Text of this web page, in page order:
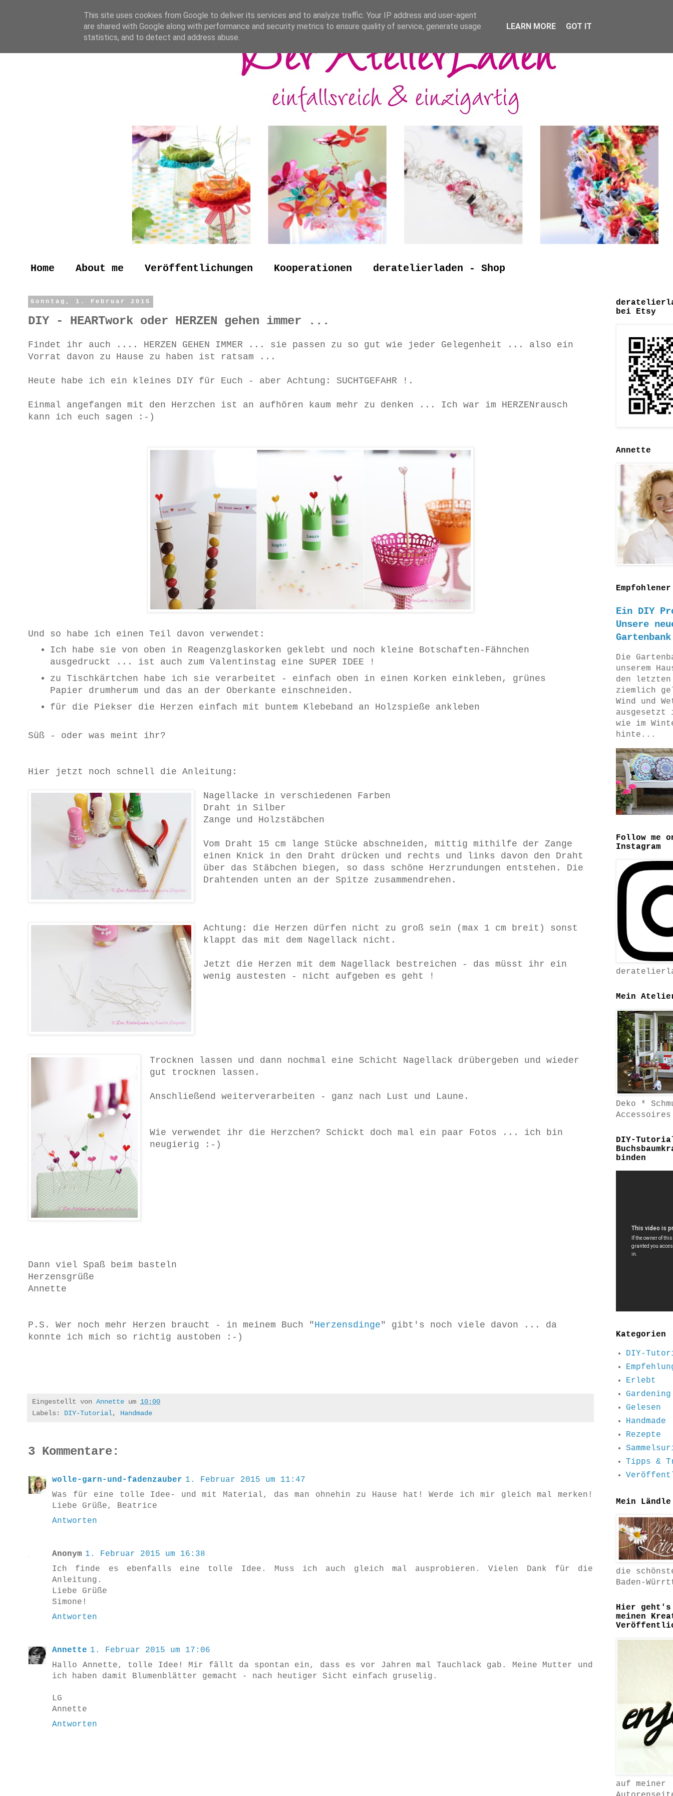
Home About me Veröffentlichungen Kooperationen deratelierladen - Shop
Sonntag, 1. Februar 2015
DIY - HEARTwork oder HERZEN gehen immer ...
Findet ihr auch .... HERZEN GEHEN IMMER ... sie passen zu so gut wie jeder Gelegenheit ... also ein
Vorrat davon zu Hause zu haben ist ratsam ...
Heute habe ich ein kleines DIY für Euch - aber Achtung: SUCHTGEFAHR !.
Einmal angefangen mit den Herzchen ist an aufhören kaum mehr zu denken ... Ich war im HERZENrausch
kann ich euch sagen :-)
Und so habe ich einen Teil davon verwendet:
Ich habe sie von oben in Reagenzglaskorken geklebt und noch kleine Botschaften-Fähnchen
ausgedruckt ... ist auch zum Valentinstag eine SUPER IDEE !
zu Tischkärtchen habe ich sie verarbeitet - einfach oben in einen Korken einkleben, grünes
Papier drumherum und das an der Oberkante einschneiden.
für die Piekser die Herzen einfach mit buntem Klebeband an Holzspieße ankleben
Süß - oder was meint ihr?
Hier jetzt noch schnell die Anleitung:
Nagellacke in verschiedenen Farben
Draht in Silber
Zange und Holzstäbchen
Vom Draht 15 cm lange Stücke abschneiden, mittig mithilfe der Zange
einen Knick in den Draht drücken und rechts und links davon den Draht
über das Stäbchen biegen, so dass schöne Herzrundungen entstehen. Die
Drahtenden unten an der Spitze zusammendrehen.
Achtung: die Herzen dürfen nicht zu groß sein (max 1 cm breit) sonst
klappt das mit dem Nagellack nicht.
Jetzt die Herzen mit dem Nagellack bestreichen - das müsst ihr ein
wenig austesten - nicht aufgeben es geht !
Trocknen lassen und dann nochmal eine Schicht Nagellack drübergeben und wieder
gut trocknen lassen.
Anschließend weiterverarbeiten - ganz nach Lust und Laune.
Wie verwendet ihr die Herzchen? Schickt doch mal ein paar Fotos ... ich bin
neugierig :-)
Dann viel Spaß beim basteln
Herzensgrüße
Annette
P.S. Wer noch mehr Herzen braucht - in meinem Buch "Herzensdinge" gibt's noch viele davon ... da
konnte ich mich so richtig austoben :-)
Eingestellt von Annette um 10:00
Labels: DIY-Tutorial, Handmade
3 Kommentare:
wolle-garn-und-fadenzauber 1. Februar 2015 um 11:47
Was für eine tolle Idee- und mit Material, das man ohnehin zu Hause hat! Werde ich mir gleich mal merken!
Liebe Grüße, Beatrice
Antworten
Anonym 1. Februar 2015 um 16:38
Ich finde es ebenfalls eine tolle Idee. Muss ich auch gleich mal ausprobieren. Vielen Dank für die
Anleitung.
Liebe Grüße
Simone!
Antworten
Annette 1. Februar 2015 um 17:06
Hallo Annette, tolle Idee! Mir fällt da spontan ein, dass es vor Jahren mal Tauchlack gab. Meine Mutter und
ich haben damit Blumenblätter gemacht - nach heutiger Sicht einfach gruselig.
LG
Annette
Antworten
bei Etsy
Annette
Ein DIY
Unsere
Die
unserem
den letzten
ziemlich
Wind und
ausgesetzt
wie im
hinte...
Follow me
Instagram
Mein
Deko *
Accessoires
DIY-
binden
Kategorien
DIY-
Erlebt
Gardening
Gelesen
Handmade
Rezepte
Tipps &
Mein Ländle
die
Baden-
Hier geht's
meinen
auf meiner
This site uses cookies from Google to deliver its services and to analyze traffic. Your IP address and user-agent
are shared with Google along with performance and security metrics to ensure quality of service, generate usage
statistics, and to detect and address abuse.
LEARN MORE GOT IT